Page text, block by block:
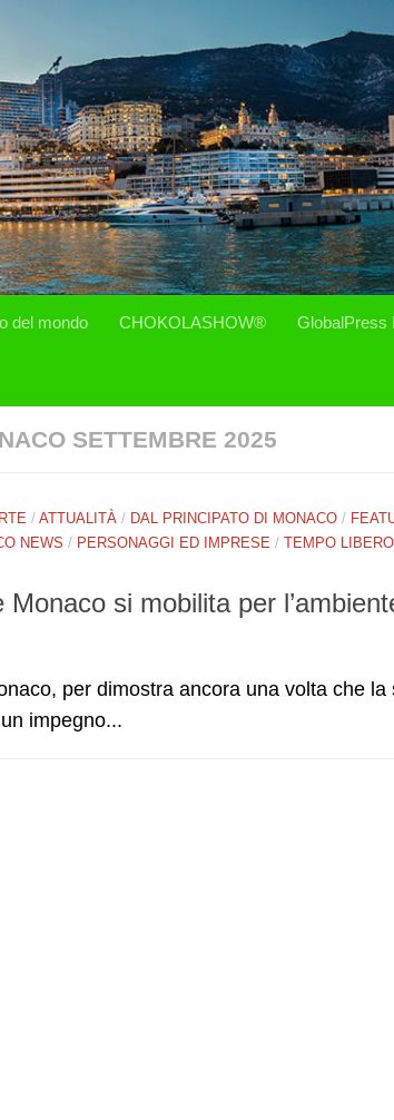
del mondo CHOKOLASHOW® GlobalPress
SETTEMBRE 2025
/ ATTUALITÀ / DAL PRINCIPATO DI MONACO /
NEWS / PERSONAGGI ED IMPRESE / TEMPO LIBERO
si mobilita per
per dimostra ancora una volta che
impegno...